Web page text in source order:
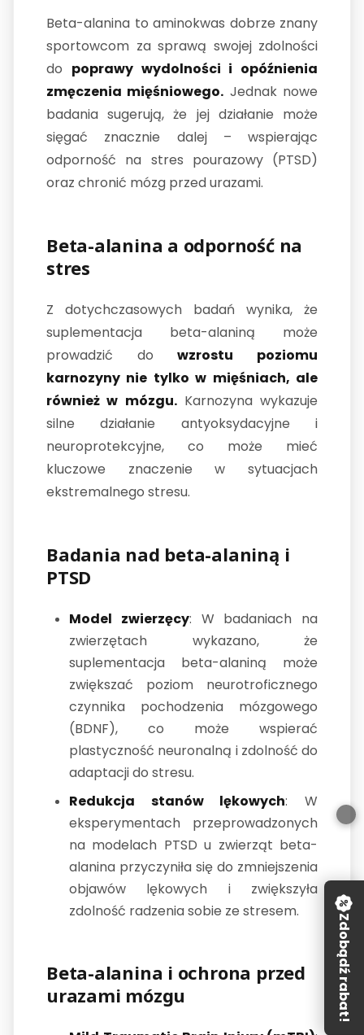
Beta-alanina to aminokwas dobrze znany
sportowcom za sprawą swojej zdolności
do poprawy wydolności i opóźnienia
zmęczenia mięśniowego. Jednak nowe
badania sugerują, że jej działanie może
sięgać znacznie dalej – wspierając
odporność na stres pourazowy (PTSD)
oraz chronić mózg przed urazami.
Beta-alanina a odporność na
stres
Z dotychczasowych badań wynika, że
suplementacja beta-alaniną może
prowadzić dowzrostu poziomu
karnozyny nie tylko w mięśniach, ale
również w mózgu.Karnozyna wykazuje
silne działanie antyoksydacyjne i
neuroprotekcyjne, co może mieć
kluczowe znaczenie w sytuacjach
ekstremalnego stresu.
Badania nad beta-alaniną i
PTSD
Model zwierzęcy: W badaniach na
zwierzętach wykazano, że
suplementacja beta-alaniną może
zwiększać poziom neurotroficznego
czynnika pochodzenia mózgowego
(BDNF), co może wspierać
plastyczność neuronalną i zdolność do
adaptacji do stresu.
Redukcja stanów lękowych: W
eksperymentach przeprowadzonych
na modelach PTSD u zwierząt beta-
alanina przyczyniła się do zmniejszenia
objawów lękowych i zwiększyła
zdolność radzenia sobie ze stresem.
Beta-alanina i ochrona przed
urazami mózgu
Zdobądź rabat!